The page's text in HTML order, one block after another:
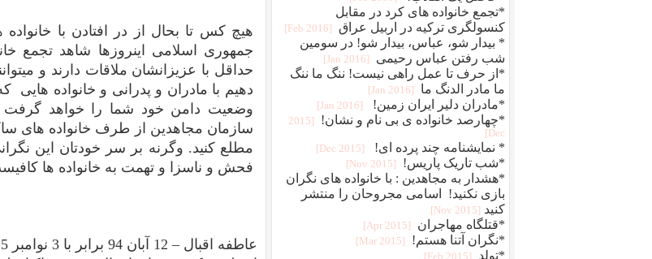
هیچ کس تا بحال از در افتادن با
جمهوری اسلامی اینروزها شاهد تجمع
حداقل با عزیزانشان ملاقات دارند و
دهیم با مادران و پدرانی و خانواده هایی
وضعیت دامن خود شما را خواهد گرفت
سازمان مجاهدین از طرف خانواده های
مطلع کنید. وگرنه بر سر خودتان این
فحش و ناسزا و تهمت به خانواده ها
عاطفه اقبال – 12 آبان 94 برابر با 3 نوامبر 2015
*تجمع خانواده های کرد در مقابل
کنسولگری ترکیه در اربیل عراق
[2016 Feb]
* بیدار شو، عباس، بیدار شو! در سومین
شب رفتن عباس رحیمی
[2016 Jan]
*از حرف تا عمل راهی نیست! ننگ ما ننگ
ما مادر الدنگ ما
[2016 Jan]
*مادران دلیر ایران زمین! [2016 Jan]
*چهارصد خانواده ی بی نام و نشان!
[2015
Dec]
* نمایشنامه چند پرده ای! [2015 Dec]
*شب تاریک پاریس! [2015 Nov]
*هشدار به مجاهدین : با خانواده های نگران
بازی نکنید! اسامی مجروحان را منتشر
کنید [2015 Nov]
*قتلگاه مهاجران [2015 Apr]
*نگران آتنا هستم! [2015 Mar]
*تولد